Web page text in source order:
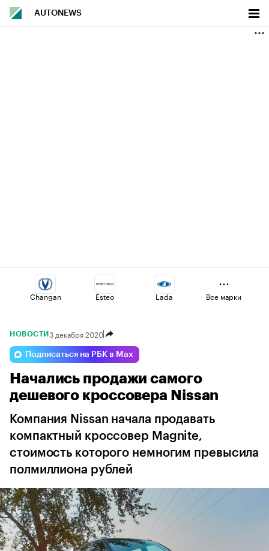
AUTONEWS
Changan Esteo Lada
Haval Volga
Geely Voyah Jaecoo
Все марки
НОВОСТИ 3 декабря 2020
Подписаться на РБК в Max
Начались продажи самого
дешевого кроссовера Nissan
Компания Nissan начала продавать
компактный кроссовер Magnite,
стоимость которого немногим превысила
полмиллиона рублей